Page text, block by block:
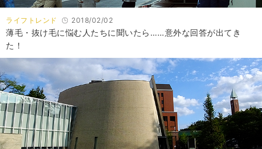
ライフトレンド 2018/02/02
薄毛・抜け毛に悩む人たちに聞いたら……意外な回答が出てき
た！